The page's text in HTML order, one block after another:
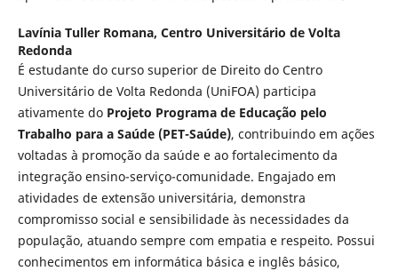
Lavínia Tuller Romana, Centro Universitário de Volta
Redonda
É estudante do curso superior de Direito do Centro
Universitário de Volta Redonda (UniFOA) participa
ativamente do Projeto Programa de Educação pelo
Trabalho para a Saúde (PET-Saúde), contribuindo em ações
voltadas à promoção da saúde e ao fortalecimento da
integração ensino-serviço-comunidade. Engajado em
atividades de extensão universitária, demonstra
compromisso social e sensibilidade às necessidades da
população, atuando sempre com empatia e respeito. Possui
conhecimentos em informática básica e inglês básico,